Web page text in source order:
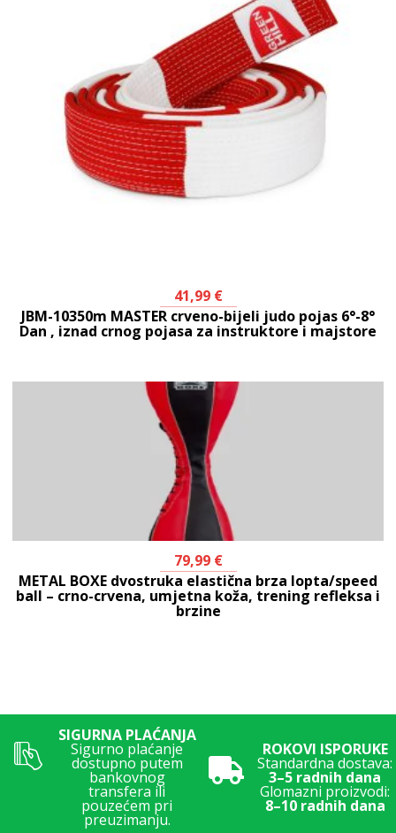
41,99 €
JBM-10350m MASTER crveno-bijeli judo pojas 6°-8°
Dan , iznad crnog pojasa za instruktore i majstore
79,99 €
METAL BOXE dvostruka elastična brza lopta/speed
ball – crno-crvena, umjetna koža, trening refleksa i
brzine
SIGURNA PLAĆANJA
Sigurno plaćanje
dostupno putem
bankovnog
transfera ili
pouzećem pri
preuzimanju.
ROKOVI ISPORUKE
Standardna dostava:
3–5 radnih dana
Glomazni proizvodi:
8–10 radnih dana